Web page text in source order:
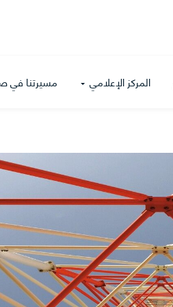
المركز الإعلامي مسيرتنا في